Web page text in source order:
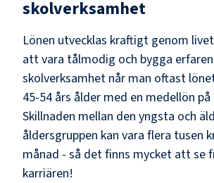
skolverksamhet
Lönen utvecklas kraftigt genom
att vara tålmodig och bygga
skolverksamhet når man oftast
45-54 års ålder med en medellön på
Skillnaden mellan den yngsta och
åldersgruppen kan vara flera tusen
månad - så det finns mycket att se
karriären!